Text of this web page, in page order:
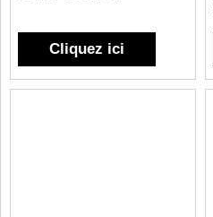
Cliquez ici